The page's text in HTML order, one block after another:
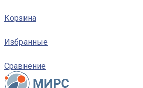
Корзина
Избранные
Сравнение